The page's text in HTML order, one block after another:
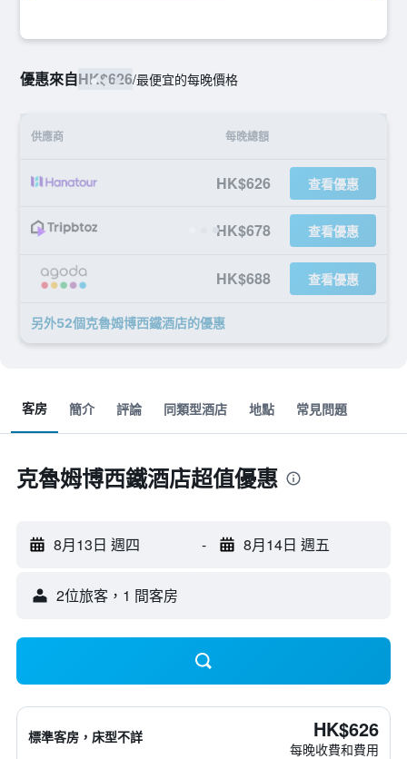
優惠來自HK$626/最便宜的每晚價格
供應商 每晚總額
HK$626 查看優惠
HK$678 查看優惠
HK$688 查看優惠
另外52個克魯姆博西鐵酒店​的優惠
客房 簡介 評論 同類型酒店 地點 常見問題
克魯姆博西鐵酒店超值優惠
8月13日 週四 - 8月14日 週五
2位旅客，1 間客房
標準客房，床型不詳 HK$626
每晚收費和費用